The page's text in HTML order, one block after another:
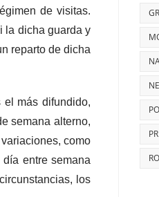
de visitas.
la dicha guarda y
reparto de dicha
más difundido,
semana alterno,
como
entre semana
los